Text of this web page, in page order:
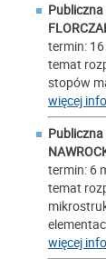
termin:
temat
stopów
więcej
termin: 6
temat
więcej